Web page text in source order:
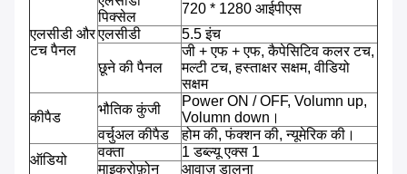
एलसीडी और
टच पैनल
पिक्सेल
720 * 1280 आईपीएस
एलसीडी
5.5 इंच
छूने की पैनल
जी + एफ + एफ, कैपेसिटिव कलर टच,
मल्टी टच, हस्ताक्षर सक्षम, वीडियो
सक्षम
कीपैड
भौतिक कुंजी
Power ON / OFF, Volumn up,
Volumn down।
वर्चुअल कीपैड
होम की, फंक्शन की, न्यूमेरिक की।
ऑडियो
वक्ता
1 डब्ल्यू एक्स 1
माइक्रोफ़ोन
आवाज़ डालना